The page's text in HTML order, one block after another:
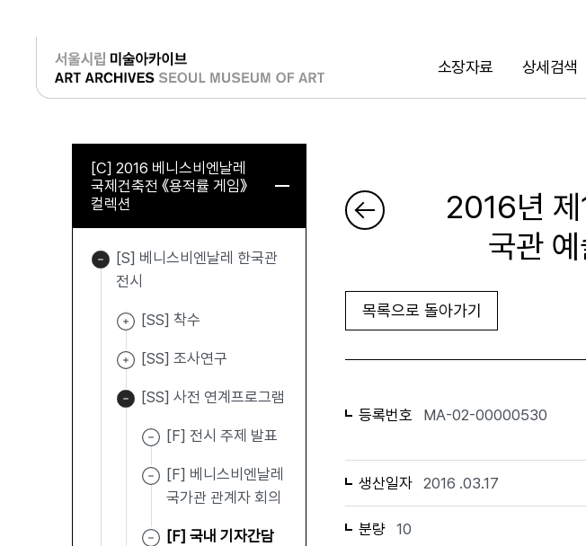
소장자료 상세검색
로그인
[C] 2016 베니스비엔날레
국제건축전 《용적률 게임》
컬렉션
[S] 베니스비엔날레 한국관
전시
[SS] 착수
[SS] 조사연구
[SS] 사전 연계프로그램
[F] 전시 주제 발표
[F] 베니스비엔날레
국가관 관계자 회의
[F] 국내 기자간담
2016년 제
국관
목록으로 돌아가기
등록번호 MA-02-00000530
생산일자 2016 .03.17
분량 10